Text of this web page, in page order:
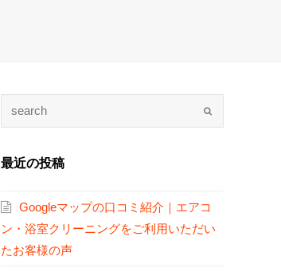
最近の投稿
Googleマップの口コミ紹介｜エアコ
ン・浴室クリーニングをご利用いただい
たお客様の声